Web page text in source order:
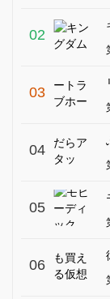
02
03
04
05
06